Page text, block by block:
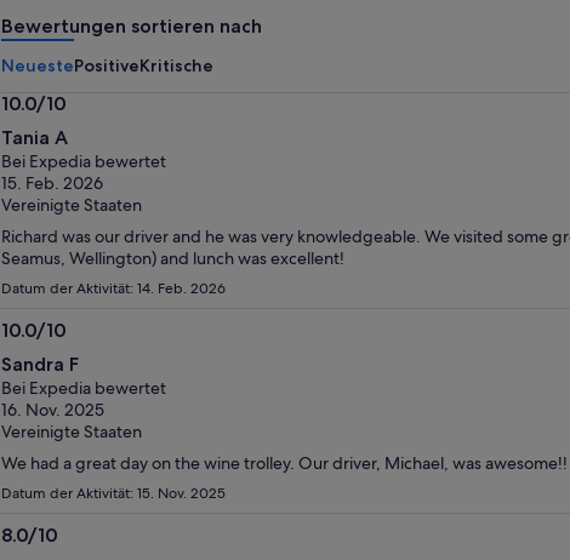
Erw.
Reisende
Bewertungen sortieren nach
NeuestePositiveKritische
10.0/10
10.0
von
10
Tania A
Bei Expedia bewertet
15. Feb. 2026
Vereinigte Staaten
Richard was our driver and he was very knowledgeable. We visited some
Seamus, Wellington) and lunch was excellent!
Datum der Aktivität: 14. Feb. 2026
10.0/10
10.0
von
10
Sandra F
Bei Expedia bewertet
16. Nov. 2025
Vereinigte Staaten
We had a great day on the wine trolley. Our driver, Michael, was awesome!!
Datum der Aktivität: 15. Nov. 2025
8.0/10